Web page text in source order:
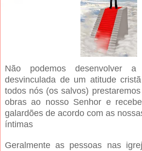
Não podemos desenvolver a
desvinculada de um atitude
todos nós (os salvos)
obras ao nosso Senhor e
galardões de acordo com as
íntimas
Geralmente as pessoas nas